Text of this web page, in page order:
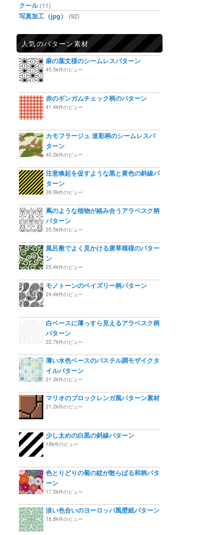
クール(11)
写真加工（jpg）
(92)
人気のパターン素材
麻の葉文様のシームレスパターン
45.5k件のビュー
赤のギンガムチェック柄のパターン
41.4k件のビュー
カモフラージュ 迷彩柄のシームレスパ
ターン
40.2k件のビュー
注意喚起を促すような黒と黄色の斜線パ
ターン
26.9k件のビュー
蔦のような植物が絡み合うアラベスク柄
パターン
25.5k件のビュー
風呂敷でよく見かける唐草模様のパター
ン
25.4k件のビュー
モノトーンのペイズリー柄パターン
24.4k件のビュー
白ベースに薄っすら見えるアラベスク柄
パターン
22.7k件のビュー
薄い水色ベースのパステル調モザイクタ
イルパターン
21.3k件のビュー
マリオのブロックレンガ風パターン素材
21.2k件のビュー
少し太めの白黒の斜線パターン
18k件のビュー
色とりどりの菊の紋が散らばる和柄パタ
ーン
17.5k件のビュー
淡い色合いのヨーロッパ風壁紙パターン
16.8k件のビュー